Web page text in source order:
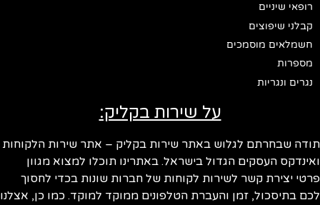
רופאי שיניים
קבלני שיפוצים
חשמלאים מוסמכים
מספרות
נגרים ונגריות
על שירות בקליק:
תודה שבחרתם לגלוש באתר שירות בקליק – אתר שירות הלקוחות
ואינדקס העסקים הגדול בישראל. באתרינו תוכלו למצוא מגוון
פרטי יצירת קשר לשירות לקוחות של חברות שונות בכדי לחסוך
לכם בתיסכול, זמן והעברת הטלפונים ממוקד למוקד. כמו כן, אצלנו